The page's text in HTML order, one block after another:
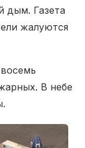
дым. Газета
жалуются
В небе